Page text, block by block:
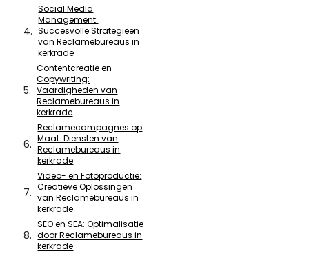
Social Media
Management:
Succesvolle Strategieën
van Reclamebureaus in
kerkrade
Contentcreatie en
Copywriting:
Vaardigheden van
Reclamebureaus in
kerkrade
Reclamecampagnes op
Maat: Diensten van
Reclamebureaus in
kerkrade
Video- en Fotoproductie:
Creatieve Oplossingen
van Reclamebureaus in
kerkrade
SEO en SEA: Optimalisatie
door Reclamebureaus in
kerkrade